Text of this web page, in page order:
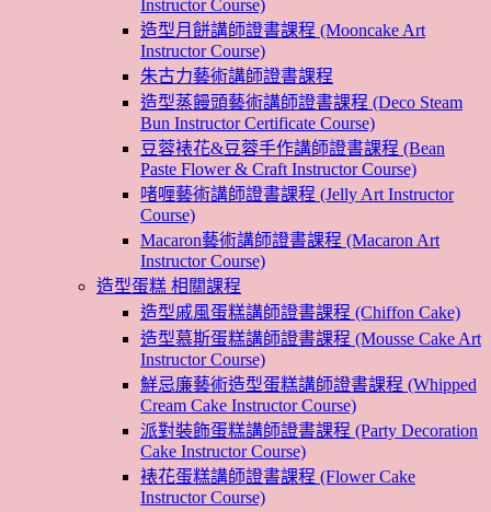
Instructor Course)
造型月餅講師證書課程 (Mooncake Art
Instructor Course)
朱古力藝術講師證書課程
造型蒸饅頭藝術講師證書課程 (Deco Steam
Bun Instructor Certificate Course)
豆蓉裱花&豆蓉手作講師證書課程 (Bean
Paste Flower & Craft Instructor Course)
啫喱藝術講師證書課程 (Jelly Art Instructor
Course)
Macaron藝術講師證書課程 (Macaron Art
Instructor Course)
造型蛋糕 相關課程
造型戚風蛋糕講師證書課程 (Chiffon Cake)
造型慕斯蛋糕講師證書課程 (Mousse Cake Art
Instructor Course)
鮮忌廉藝術造型蛋糕講師證書課程 (Whipped
Cream Cake Instructor Course)
派對裝飾蛋糕講師證書課程 (Party Decoration
Cake Instructor Course)
裱花蛋糕講師證書課程 (Flower Cake
Instructor Course)